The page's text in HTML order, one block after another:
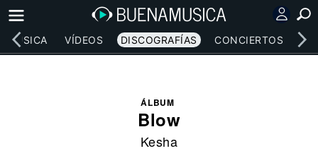
MÚSICA VÍDEOS DISCOGRAFÍAS CONCIERTOS
ÁLBUM
Blow
Kesha